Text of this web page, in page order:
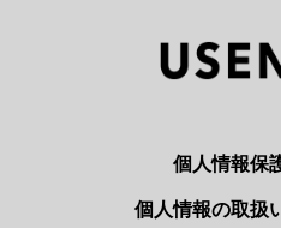
個人情報保
個人情報の取扱